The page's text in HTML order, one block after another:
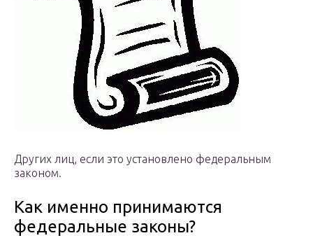
Других лиц, если это установлено федеральным
законом.
Как именно принимаются
федеральные законы?